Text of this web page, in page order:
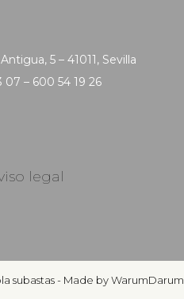
5 – 41011, Sevilla
07 – 600 54 19 26
legal
subastas - Made by WarumDarum